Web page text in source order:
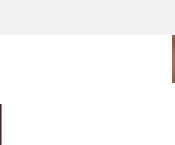
MOLINA
Y POBREZA